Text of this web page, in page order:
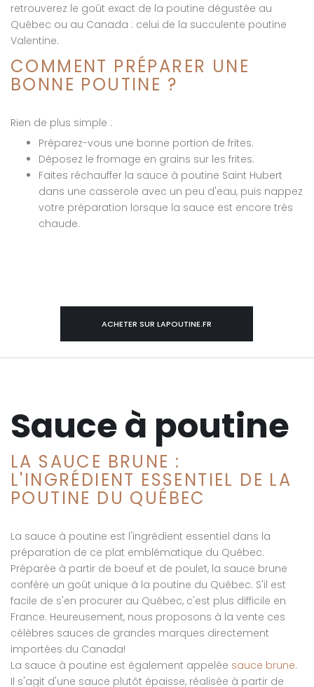
retrouverez le goût exact de la poutine dégustée au
Québec ou au Canada : celui de la succulente poutine
Valentine.
COMMENT PRÉPARER UNE
BONNE POUTINE ?
Rien de plus simple :
Préparez-vous une bonne portion de frites.
Déposez le fromage en grains sur les frites.
Faites réchauffer la sauce à poutine Saint Hubert
dans une casserole avec un peu d'eau, puis nappez
votre préparation lorsque la sauce est encore très
chaude.
ACHETER SUR LAPOUTINE.FR
Sauce à poutine
LA SAUCE BRUNE :
L'INGRÉDIENT ESSENTIEL DE LA
POUTINE DU QUÉBEC
La sauce à poutine est l'ingrédient essentiel dans la
préparation de ce plat emblématique du Québec.
Préparée à partir de boeuf et de poulet, la sauce brune
confère un goût unique à la poutine du Québec. S'il est
facile de s'en procurer au Québec, c'est plus difficile en
France. Heureusement, nous proposons à la vente ces
célèbres sauces de grandes marques directement
importées du Canada!
La sauce à poutine est également appelée sauce brune.
Il s'agit d'une sauce plutôt épaisse, réalisée à partir de